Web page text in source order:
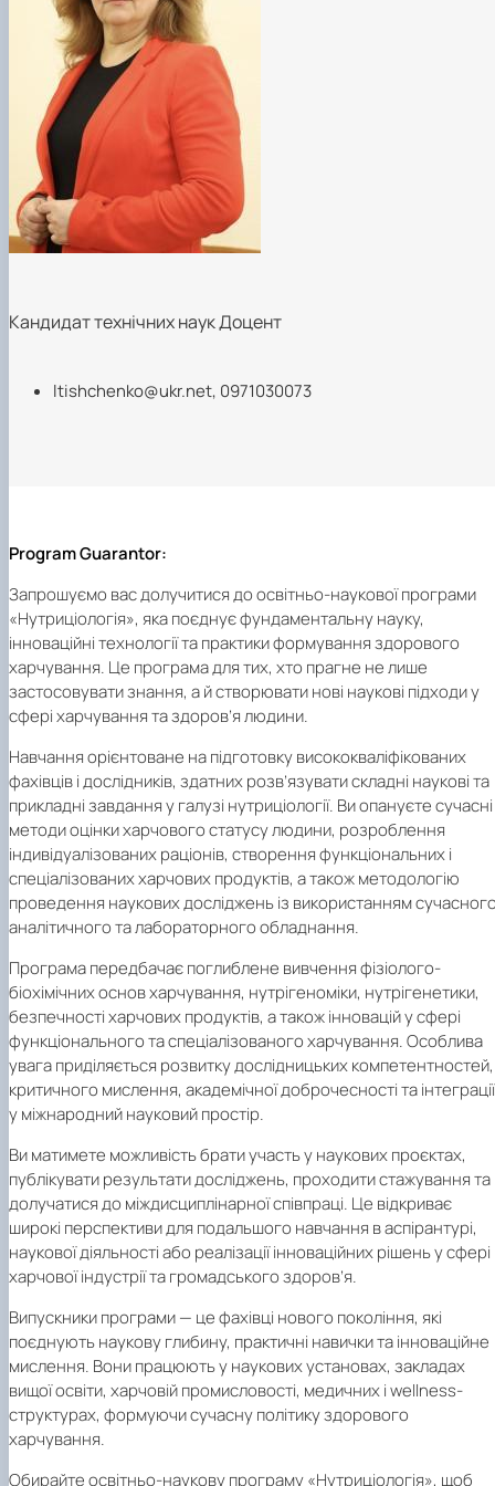
Кандидат технічних наук Доцент
ltishchenko@ukr.net, 0971030073
Program Guarantor:
Запрошуємо вас долучитися до освітньо-наукової програми
«Нутриціологія», яка поєднує фундаментальну науку,
інноваційні технології та практики формування здорового
харчування. Це програма для тих, хто прагне не лише
застосовувати знання, а й створювати нові наукові підходи у
сфері харчування та здоров’я людини.
Навчання орієнтоване на підготовку висококваліфікованих
фахівців і дослідників, здатних розв’язувати складні наукові та
прикладні завдання у галузі нутриціології. Ви опануєте сучасні
методи оцінки харчового статусу людини, розроблення
індивідуалізованих раціонів, створення функціональних і
спеціалізованих харчових продуктів, а також методологію
проведення наукових досліджень із використанням
аналітичного та лабораторного обладнання.
Програма передбачає поглиблене вивчення фізіолого-
біохімічних основ харчування, нутрігеноміки, нутрігенетики,
безпечності харчових продуктів, а також інновацій у сфері
функціонального та спеціалізованого харчування. Особлива
увага приділяється розвитку дослідницьких компетентностей,
критичного мислення, академічної доброчесності та інтеграції
у міжнародний науковий простір.
Ви матимете можливість брати участь у наукових проєктах,
публікувати результати досліджень, проходити стажування та
долучатися до міждисциплінарної співпраці. Це відкриває
широкі перспективи для подальшого навчання в аспірантурі,
наукової діяльності або реалізації інноваційних рішень у сфері
харчової індустрії та громадського здоров’я.
Випускники програми — це фахівці нового покоління, які
поєднують наукову глибину, практичні навички та інноваційне
мислення. Вони працюють у наукових установах, закладах
вищої освіти, харчовій промисловості, медичних і wellness-
структурах, формуючи сучасну політику здорового
харчування.
Обирайте освітньо-наукову програму «Нутриціологія», щоб